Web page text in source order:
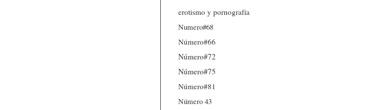
erotismo y pornografía
Numero#68
Número#66
Número#72
Número#75
Número#81
Número 43